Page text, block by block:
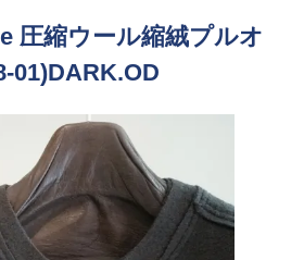
圧縮ウール縮絨プルオ
01)DARK.OD